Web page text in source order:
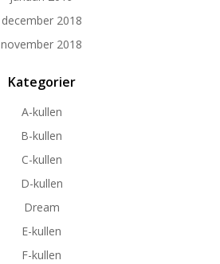
december 2018
november 2018
Kategorier
A-kullen
B-kullen
C-kullen
D-kullen
Dream
E-kullen
F-kullen